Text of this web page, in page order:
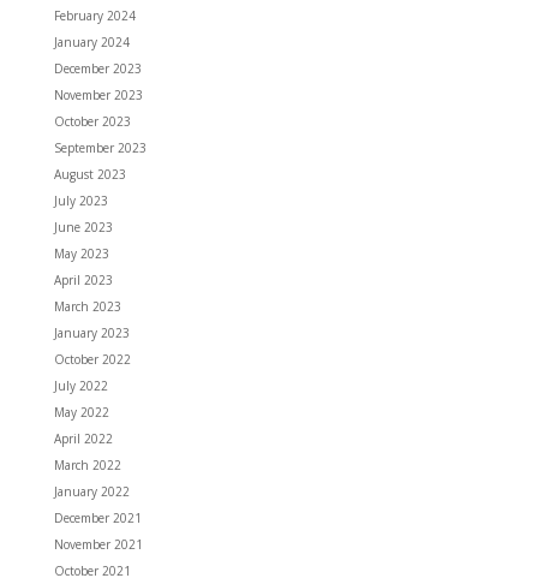
February 2024
January 2024
December 2023
November 2023
October 2023
September 2023
August 2023
July 2023
June 2023
May 2023
April 2023
March 2023
January 2023
October 2022
July 2022
May 2022
April 2022
March 2022
January 2022
December 2021
November 2021
October 2021